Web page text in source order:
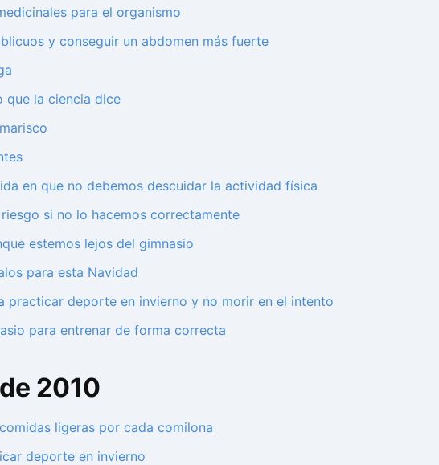
para el organismo
y conseguir un abdomen más fuerte
que la ciencia dice
en que no debemos descuidar la actividad física
si no lo hacemos correctamente
estemos lejos del gimnasio
para esta Navidad
practicar deporte en invierno y no morir en el intento
para entrenar de forma correcta
2010
ligeras por cada comilona
deporte en invierno